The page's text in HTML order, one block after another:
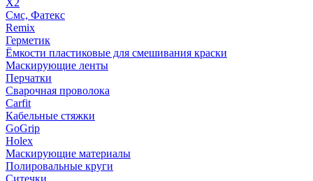
X2
Смс, Фатекс
Remix
Герметик
Ёмкости пластиковые для смешивания краски
Маскирующие ленты
Перчатки
Сварочная проволока
Carfit
Кабельные стяжки
GoGrip
Holex
Маскирующие материалы
Полировальные круги
Ситечки